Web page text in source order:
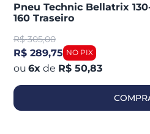
Pneu Technic Bellatrix
160 Traseiro
R$ 305,00
R$ 289,75
6x de R$ 50,83